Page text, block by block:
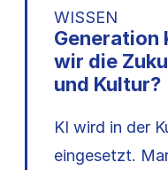
WISSEN
Generation
wir die
und Kultur?
KI wird in der
eingesetzt.